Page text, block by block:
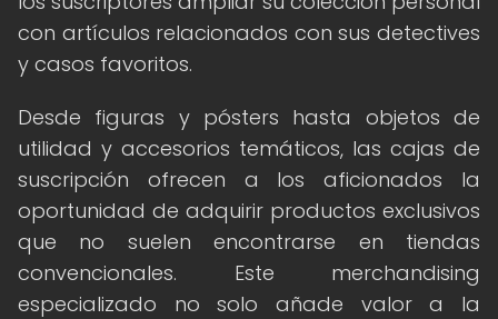
con artículos relacionados con sus detectives
y casos favoritos.
Desde figuras y pósters hasta objetos de
utilidad y accesorios temáticos, las cajas de
suscripción ofrecen a los aficionados la
oportunidad de adquirir productos exclusivos
que no suelen encontrarse en tiendas
convencionales. Este merchandising
especializado no solo añade valor a la